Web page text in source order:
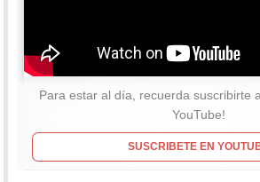
Para estar al día, recuerda suscribirte
YouTube!
SUSCRIBETE EN